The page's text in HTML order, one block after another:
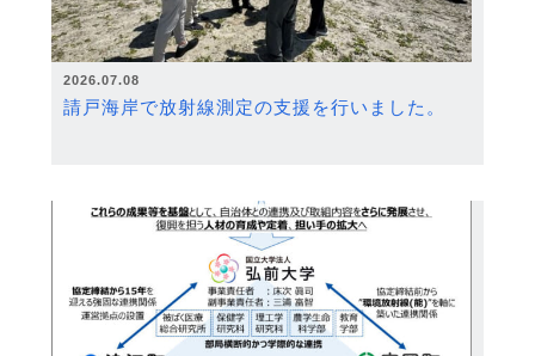
2026.07.08
請戸海岸で放射線測定の支援を行いました。